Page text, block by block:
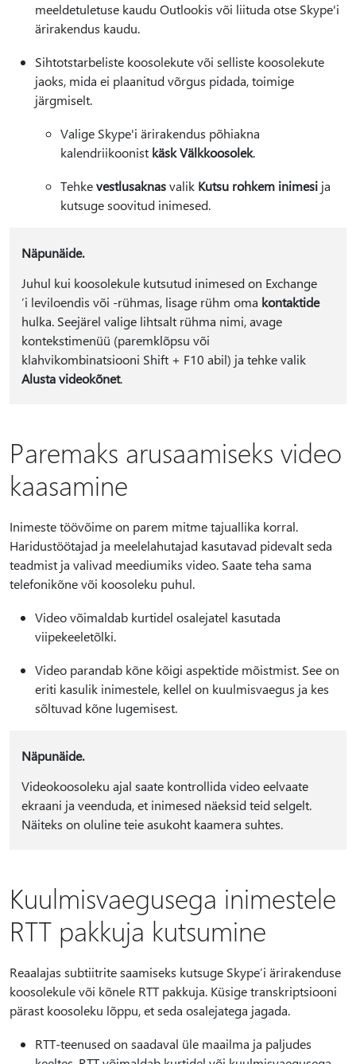
meeldetuletuse kaudu Outlookis või liituda otse Skype'i
ärirakendus kaudu.
Sihtotstarbeliste koosolekute või selliste koosolekute
jaoks, mida ei plaanitud võrgus pidada, toimige
järgmiselt.
Valige Skype'i ärirakendus põhiakna
kalendriikoonist käsk Välkkoosolek.
Tehkevestlusaknasvalik Kutsu rohkem inimesi ja
kutsuge soovitud inimesed.
Näpunäide.
Juhul kui koosolekule kutsutud inimesed on Exchange
’i leviloendis või -rühmas, lisage rühm oma kontaktide
hulka. Seejärel valige lihtsalt rühma nimi, avage
kontekstimenüü (paremklõpsu või
klahvikombinatsiooni Shift + F10 abil) ja tehke valik
Alusta videokõnet.
Paremaks arusaamiseks video
kaasamine
Inimeste töövõime on parem mitme tajuallika korral.
Haridustöötajad ja meelelahutajad kasutavad pidevalt seda
teadmist ja valivad meediumiks video. Saate teha sama
telefonikõne või koosoleku puhul.
Video võimaldab kurtidel osalejatel kasutada
viipekeeletõlki.
Video parandab kõne kõigi aspektide mõistmist. See on
eriti kasulik inimestele, kellel on kuulmisvaegus ja kes
sõltuvad kõne lugemisest.
Näpunäide.
Videokoosoleku ajal saate kontrollida video eelvaate
ekraani ja veenduda, et inimesed näeksid teid selgelt.
Näiteks on oluline teie asukoht kaamera suhtes.
Kuulmisvaegusega inimestele
RTT pakkuja kutsumine
Reaalajas subtiitrite saamiseks kutsuge Skype’i ärirakenduse
koosolekule või kõnele RTT pakkuja. Küsige transkriptsiooni
pärast koosoleku lõppu, et seda osalejatega jagada.
RTT-teenused on saadaval üle maailma ja paljudes